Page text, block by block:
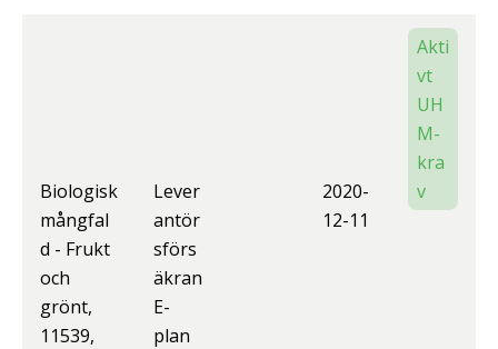
Biologisk
mångfal
d - Frukt
och
grönt,
11539,
Lever
antör
sförs
äkran
E-
plan
2020-
12-11
Akti
vt
UH
M-
kra
v